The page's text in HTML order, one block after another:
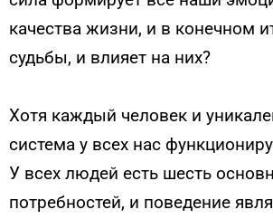
качества жизни, и в конечном
судьбы, и влияет на них?
Хотя каждый человек и
система у всех нас
У всех людей есть шесть
потребностей, и поведение